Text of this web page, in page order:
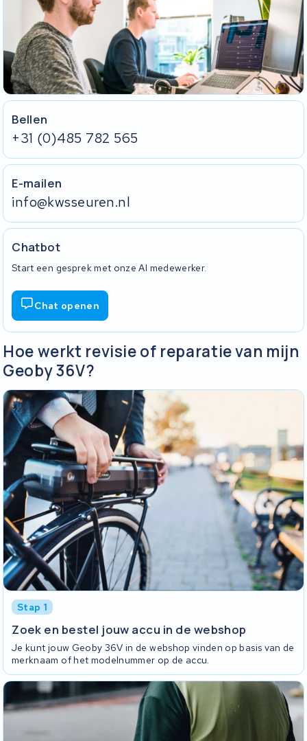
Bellen
+31 (0)485 782 565
E-mailen
info@kwsseuren.nl
Chatbot
Start een gesprek met onze AI medewerker.
Chat openen
Hoe werkt revisie of reparatie van mijn
Geoby 36V?
Stap 1
Zoek en bestel jouw accu in de webshop
Je kunt jouw Geoby 36V in de webshop vinden op basis van de
merknaam of het modelnummer op de accu.